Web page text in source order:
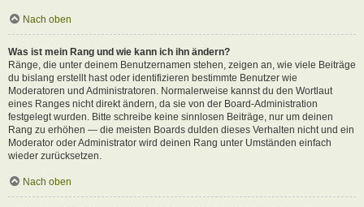
Nach oben
Was ist mein Rang und wie kann ich ihn ändern?
Ränge, die unter deinem Benutzernamen stehen, zeigen an, wie viele Beiträge
du bislang erstellt hast oder identifizieren bestimmte Benutzer wie
Moderatoren und Administratoren. Normalerweise kannst du den Wortlaut
eines Ranges nicht direkt ändern, da sie von der Board-Administration
festgelegt wurden. Bitte schreibe keine sinnlosen Beiträge, nur um deinen
Rang zu erhöhen — die meisten Boards dulden dieses Verhalten nicht und ein
Moderator oder Administrator wird deinen Rang unter Umständen einfach
wieder zurücksetzen.
Nach oben